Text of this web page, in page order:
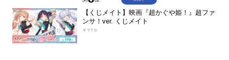
【くじメイト】映画『超かぐや姫！』超ファ
ンサ！ver. くじメイト
￥770